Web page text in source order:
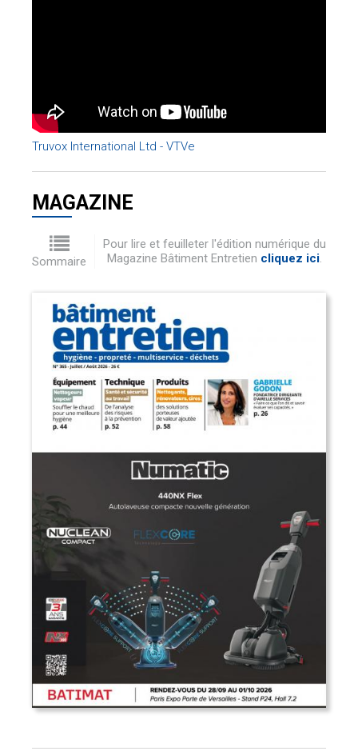
Truvox International Ltd - VTVe
MAGAZINE
Sommaire
Pour lire et feuilleter l'édition numérique du
Magazine Bâtiment Entretien cliquez ici.